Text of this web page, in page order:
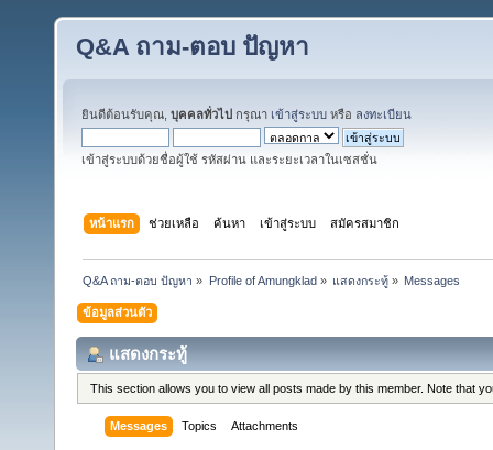
Q&A ถาม-ตอบ ปัญหา
ยินดีต้อนรับคุณ, บุคคลทั่วไป กรุณา เข้าสู่ระบบ หรือ ลงทะเบียน
เข้าสู่ระบบด้วยชื่อผู้ใช้ รหัสผ่าน และระยะเวลาในเซสชั่น
หน้าแรก ช่วยเหลือ ค้นหา เข้าสู่ระบบ สมัครสมาชิก
Q&A ถาม-ตอบ ปัญหา » Profile of Amungklad» แสดงกระทู้» Messages
ข้อมูลส่วนตัว
แสดงกระทู้
This section allows you to view all posts made by this member. Note that
Messages Topics Attachments